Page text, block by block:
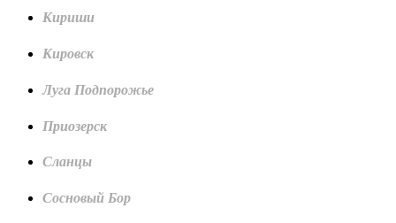
Кириши
Кировск
Луга Подпорожье
Приозерск
Сланцы
Сосновый Бор